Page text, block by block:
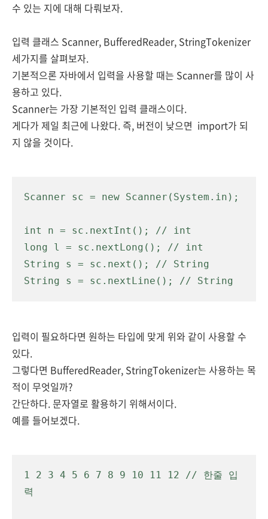
수 있는 지에 대해 다뤄보자.
입력 클래스 Scanner, BufferedReader, StringTokenizer
세가지를 살펴보자.
기본적으론 자바에서 입력을 사용할 때는 Scanner를 많이 사
용하고 있다.
Scanner는 가장 기본적인 입력 클래스이다.
게다가 제일 최근에 나왔다. 즉, 버전이 낮으면 import가 되
지 않을 것이다.
Scanner sc = new Scanner(System.in);
int n = sc.nextInt(); // int
long l = sc.nextLong(); // int
String s = sc.next(); // String
String s = sc.nextLine(); // String
입력이 필요하다면 원하는 타입에 맞게 위와 같이 사용할 수
있다.
그렇다면 BufferedReader, StringTokenizer는 사용하는 목
적이 무엇일까?
간단하다. 문자열로 활용하기 위해서이다.
예를 들어보겠다.
1 2 3 4 5 6 7 8 9 10 11 12 // 한줄 입
력